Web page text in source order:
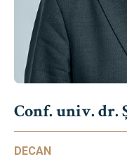
Conf. univ. dr.
DECAN